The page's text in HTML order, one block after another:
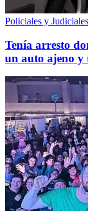
Policiales y Judiciales
Tenía arresto
un auto ajeno y